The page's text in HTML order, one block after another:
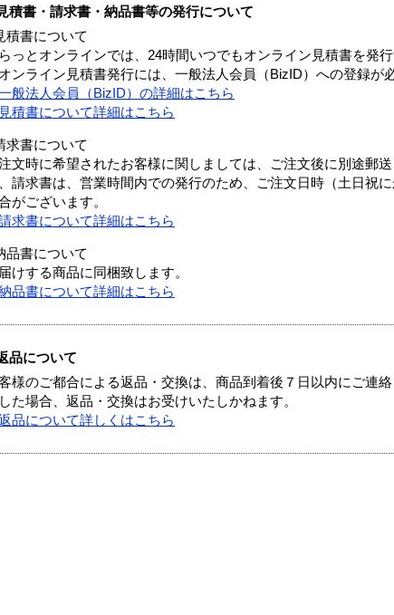
積書・請求書・納品書等の発行について
積書について
っとオンラインでは、24時間いつでもオンライン見積書を発行
ンライン見積書発行には、一般法人会員（BizID）への登録が
般法人会員（BizID）の詳細はこちら
見積書について詳細はこちら
求書について
文時に希望されたお客様に関しましては、ご注文後に別途郵送
請求書は、営業時間内での発行のため、ご注文日時（土日祝
がございます。
求書について詳細はこちら
品書について
けする商品に同梱致します。
品書について詳細はこちら
品について
様のご都合による返品・交換は、商品到着後７日以内にご連
た場合、返品・交換はお受けいたしかねます。
品について詳しくはこちら